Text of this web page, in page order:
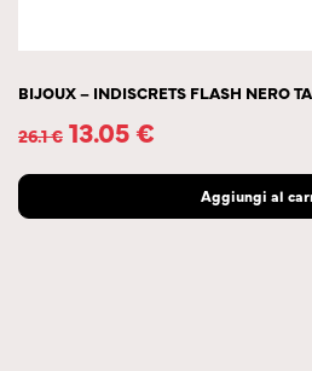
BIJOUX – INDISCRETS FLASH NERO
26.1€ 13.05€
Aggiungi al